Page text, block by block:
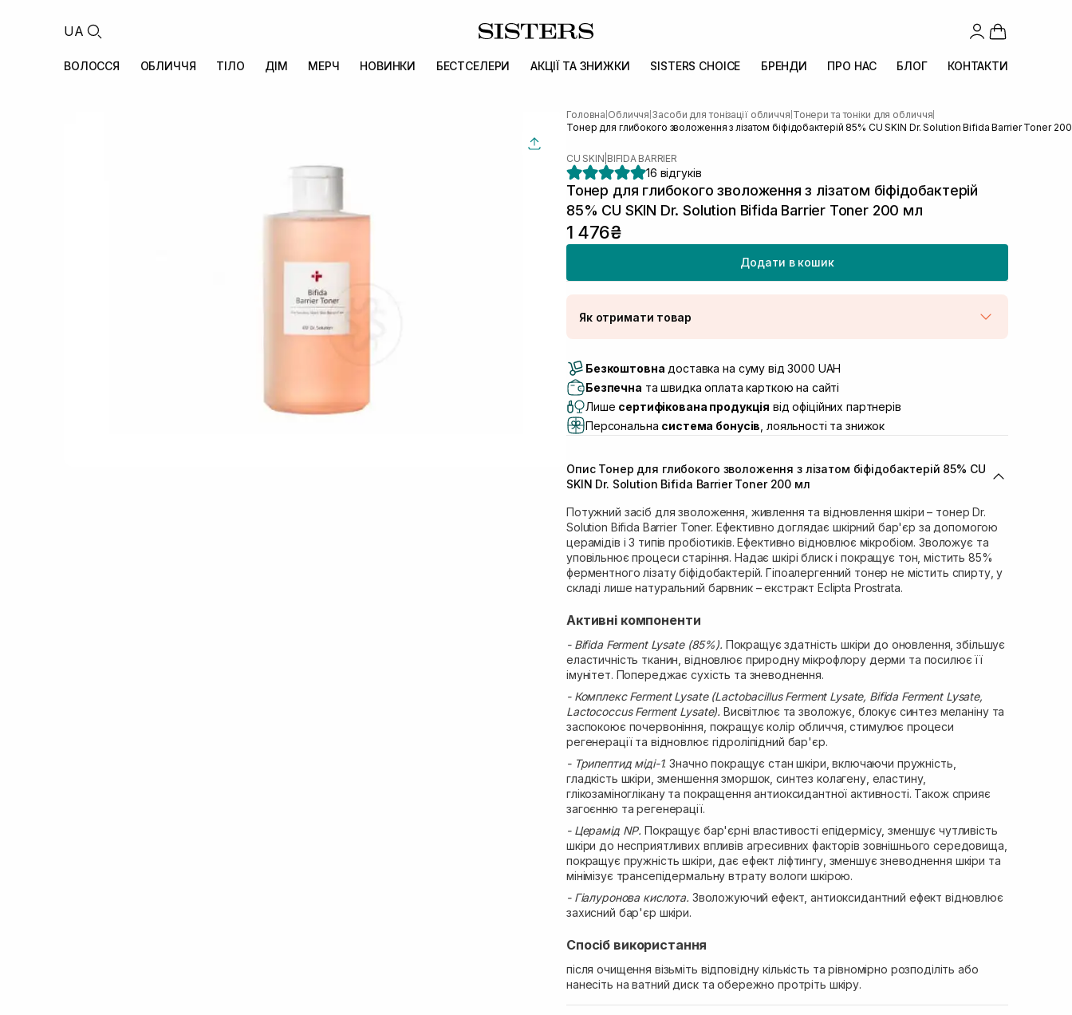
UA
ВОЛОССЯ ОБЛИЧЧЯ ТІЛО ДІМ МЕРЧ НОВИНКИ БЕСТСЕЛЕРИ АКЦІЇ ТА ЗНИЖКИ SISTERS CHOICE БРЕНДИ ПРО НАС БЛОГ КОНТАКТИ
Головна Обличчя Засоби для тонізації обличчя Тонери та тоніки для обличчя
Тонер для глибокого зволоження з лізатом біфідобактерій 85% CU SKIN Dr. Solution Bifida Barrier Toner
CU SKIN BIFIDA BARRIER
16 відгуків
Тонер для глибокого зволоження з лізатом біфідобактерій
85% CU SKIN Dr. Solution Bifida Barrier Toner 200 мл
1 476₴
Додати в кошик
Як отримати товар
Самовивіз м. Луцьк, вул. Винниченка 4
Самовивіз м. Львів, вул. Академіка Підстригача, 1В (Duck’s
Самовивіз м. Львів, вул. Івана Франка 36
Самовивіз м. Львів, вул. Степана Бандери 45 В наявності
Самовивіз м. Рівне, вул. Кулика і Гудачека 23 (ТЦ Екватор) В наявності
Безкоштовна доставка на суму від 3000 UAH
Безпечна та швидка оплата карткою на сайті
Лише сертифікована продукція від офіційних партнерів
Персональна система бонусів , лояльності та знижок
Опис Тонер для глибокого зволоження з лізатом біфідобактерій 85% CU
SKIN Dr. Solution Bifida Barrier Toner 200 мл
Потужний засіб для зволоження, живлення та відновлення шкіри – тонер Dr.
Solution Bifida Barrier Toner. Ефективно доглядає шкірний бар'єр за допомогою
церамідів і 3 типів пробіотиків. Ефективно відновлює мікробіом. Зволожує та
уповільнює процеси старіння. Надає шкірі блиск і покращує тон, містить 85%
ферментного лізату біфідобактерій. Гіпоалергенний тонер не містить спирту, у
складі лише натуральний барвник – екстракт Eclipta Prostrata.
Активні компоненти
- Bifida Ferment Lysate (85%). Покращує здатність шкіри до оновлення, збільшує
еластичність тканин, відновлює природну мікрофлору дерми та посилює її
імунітет. Попереджає сухість та зневоднення.
- Комплекс Ferment Lysate (Lactobacillus Ferment Lysate, Bifida Ferment Lysate,
Lactococcus Ferment Lysate). Висвітлює та зволожує, блокує синтез меланіну та
заспокоює почервоніння, покращує колір обличчя, стимулює процеси
регенерації та відновлює гідроліпідний бар'єр.
- Трипептид міді-1. Значно покращує стан шкіри, включаючи пружність,
гладкість шкіри, зменшення зморшок, синтез колагену, еластину,
глікозаміноглікану та покращення антиоксидантної активності. Також сприяє
загоєнню та регенерації.
- Церамід NP.Покращує бар'єрні властивості епідермісу, зменшує чутливість
шкіри до несприятливих впливів агресивних факторів зовнішнього середовища,
покращує пружність шкіри, дає ефект ліфтингу, зменшує зневоднення шкіри та
мінімізує трансепідермальну втрату вологи шкірою.
- Гіалуронова кислота. Зволожуючий ефект, антиоксидантний ефект відновлює
захисний бар'єр шкіри.
Спосіб використання
після очищення візьміть відповідну кількість та рівномірно розподіліть або
нанесіть на ватний диск та обережно протріть шкіру.